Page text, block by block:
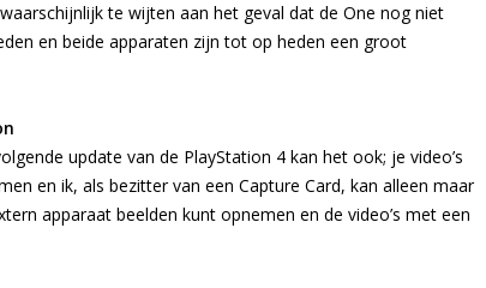
te wijten aan het geval dat de One nog niet
en beide apparaten zijn tot op heden een groot
update van de PlayStation 4 kan het ook; je video’s
en ik, als bezitter van een Capture Card, kan alleen maar
apparaat beelden kunt opnemen en de video’s met een